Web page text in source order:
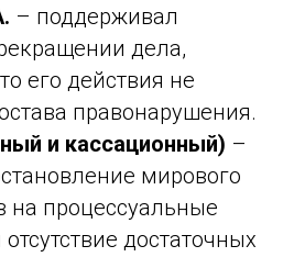
– поддерживал
дела,
его действия не
правонарушения.
и кассационный) –
мирового
на процессуальные
достаточных